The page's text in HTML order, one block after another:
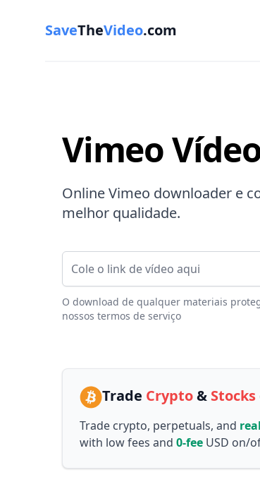
SaveTheVideo.com
Vimeo
Online Vimeo downloader e
melhor qualidade.
Link de vídeo
O download de qualquer materiais
nossos termos de serviço
Trade Crypto& Stocks
Trade crypto, perpetuals, and
with low fees and 0-fee USD on/